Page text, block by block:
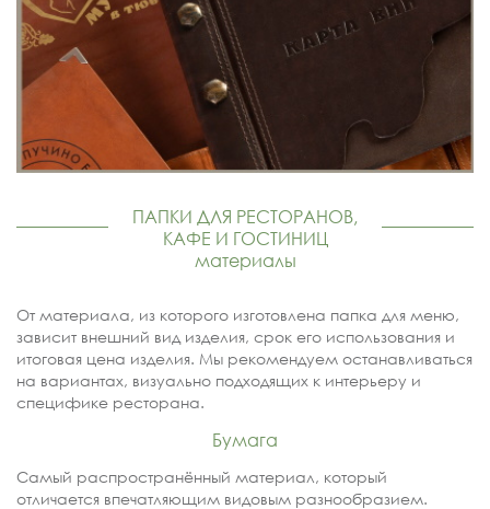
ПАПКИ ДЛЯ РЕСТОРАНОВ,
КАФЕ И ГОСТИНИЦ
материалы
От материала, из которого изготовлена папка для меню,
зависит внешний вид изделия, срок его использования и
итоговая цена изделия. Мы рекомендуем останавливаться
на вариантах, визуально подходящих к интерьеру и
специфике ресторана.
Бумага
Самый распространённый материал, который
отличается впечатляющим видовым разнообразием.